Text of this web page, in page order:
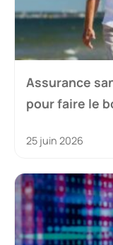
Assurance
pour faire le
25 juin 2026